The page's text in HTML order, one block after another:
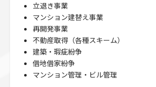
立退き事業
マンション建替え事業
再開発事業
不動産取得（各種スキーム）
建築・瑕疵紛争
借地借家紛争
マンション管理・ビル管理